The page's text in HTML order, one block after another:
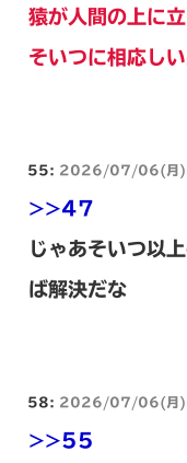
猿が人間の上に
そいつに相応し
55: 2026/07/06(月
>>47
じゃあそいつ以
ば解決だな
58: 2026/07/06(月
>>55